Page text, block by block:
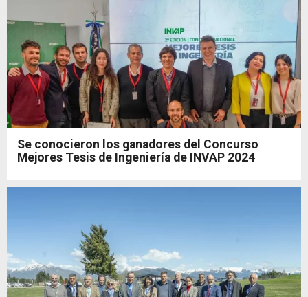
Se conocieron los ganadores del Concurso
Mejores Tesis de Ingeniería de INVAP 2024